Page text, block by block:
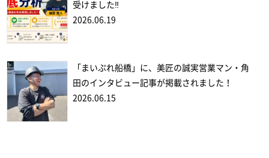
受けました‼
2026.06.19
「まいぷれ船橋」に、美匠の誠実営業マン・角
田のインタビュー記事が掲載されました！
2026.06.15